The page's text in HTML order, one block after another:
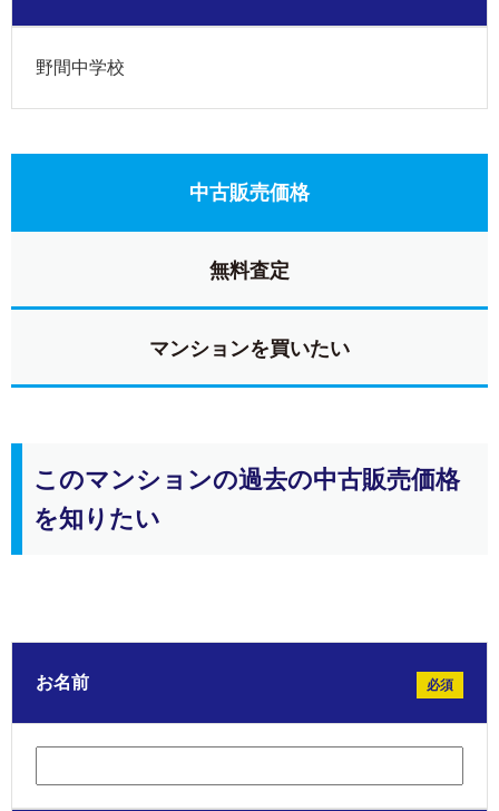
野間中学校
中古販売価格
無料査定
マンションを買いたい
このマンションの過去の中古販売価格
を知りたい
お名前 必須